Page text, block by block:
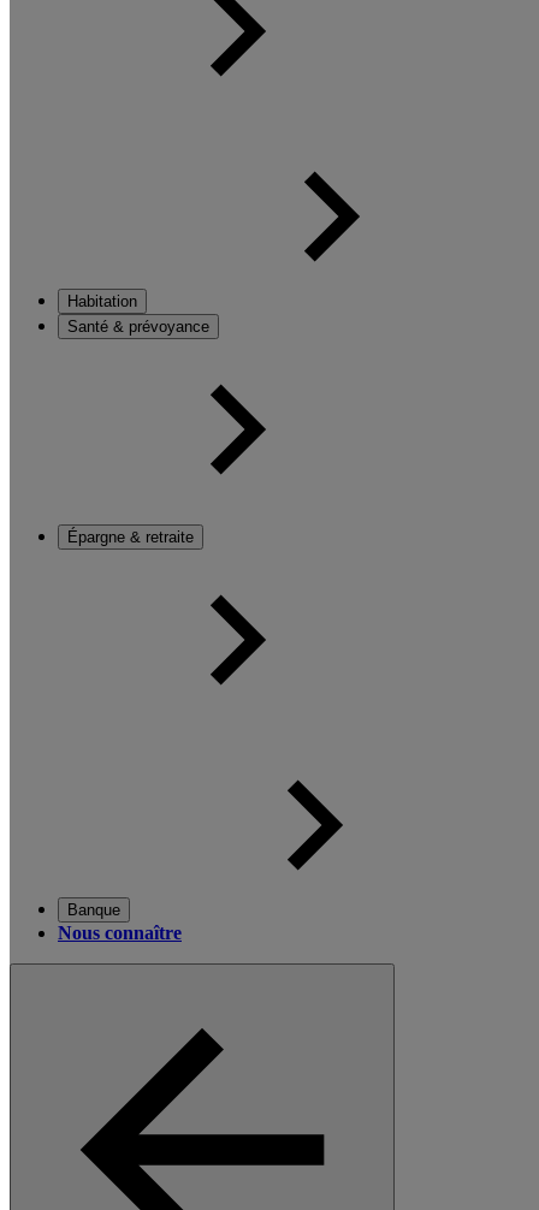
Habitation
Santé & prévoyance
Épargne & retraite
Banque
Nous connaître